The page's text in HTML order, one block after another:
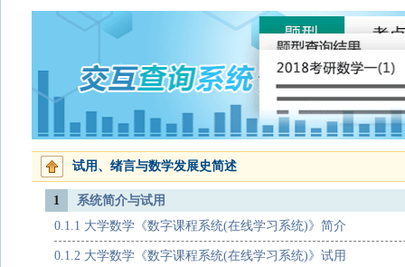
试用、绪言与数学发展史简述
1
系统简介与试用
0.1.1 大学数学《数字课程系统(在线学习系统)》简介
0.1.2 大学数学《数字课程系统(在线学习系统)》试用